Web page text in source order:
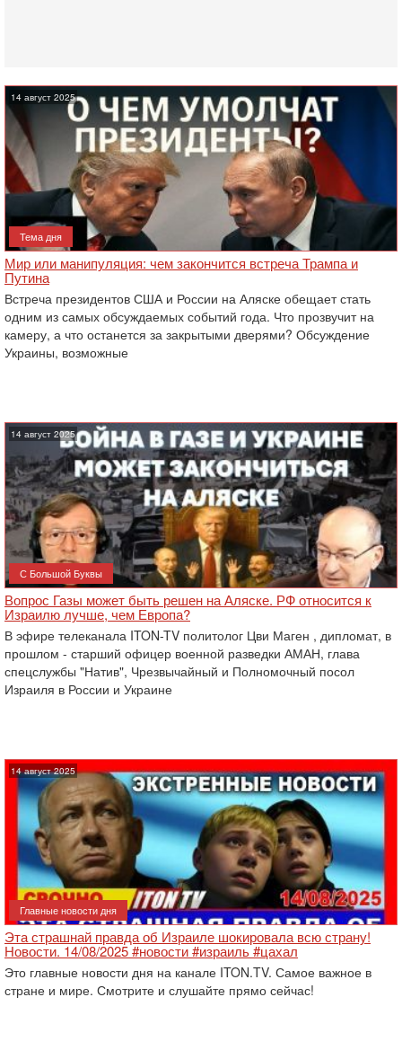
14 август 2025
Тема дня
Мир или манипуляция: чем закончится встреча Трампа и
Путина
Встреча президентов США и России на Аляске обещает стать
одним из самых обсуждаемых событий года. Что прозвучит на
камеру, а что останется за закрытыми дверями? Обсуждение
Украины, возможные
14 август 2025
С Большой Буквы
Вопрос Газы может быть решен на Аляске. РФ относится к
Израилю лучше, чем Европа?
В эфире телеканала ITON-TV политолог Цви Маген , дипломат, в
прошлом - старший офицер военной разведки АМАН, глава
спецслужбы "Натив", ‎Чрезвычайный и Полномочный посол
Израиля в России и Украине
14 август 2025
Главные новости дня
Эта страшнай правда об Израиле шокировала всю страну!
Новости. 14/08/2025 #новости #израиль #цахал
Это главные новости дня на канале ITON.TV. Самое важное в
стране и мире. Смотрите и слушайте прямо сейчас!